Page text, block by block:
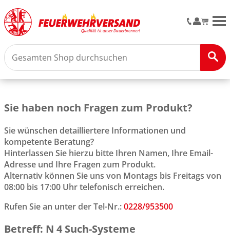
Sie haben noch Fragen zum Produkt?
Sie wünschen detailliertere Informationen und
kompetente Beratung?
Hinterlassen Sie hierzu bitte Ihren Namen, Ihre Email-
Adresse und Ihre Fragen zum Produkt.
Alternativ können Sie uns von Montags bis Freitags von
08:00 bis 17:00 Uhr telefonisch erreichen.
Rufen Sie an unter der Tel-Nr.:0228/953500
Betreff: N 4 Such-Systeme